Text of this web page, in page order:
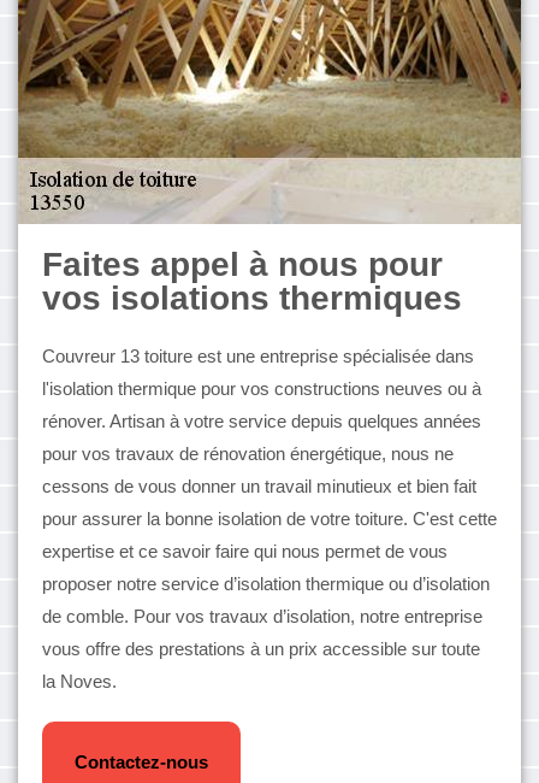
Faites appel à nous pour
vos isolations thermiques
Couvreur 13 toiture est une entreprise spécialisée dans
l'isolation thermique pour vos constructions neuves ou à
rénover. Artisan à votre service depuis quelques années
pour vos travaux de rénovation énergétique, nous ne
cessons de vous donner un travail minutieux et bien fait
pour assurer la bonne isolation de votre toiture. C'est cette
expertise et ce savoir faire qui nous permet de vous
proposer notre service d’isolation thermique ou d’isolation
de comble. Pour vos travaux d’isolation, notre entreprise
vous offre des prestations à un prix accessible sur toute
la Noves.
Contactez-nous